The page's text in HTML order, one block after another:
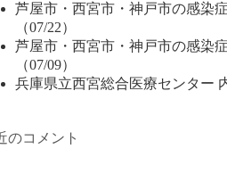
芦屋市・西宮市・神戸市の感染
（07/22）
芦屋市・西宮市・神戸市の感染
（07/09）
兵庫県立西宮総合医療センター
のコメント